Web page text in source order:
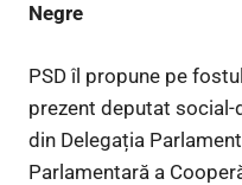
Negre
PSD îl propune pe
prezent deputat
din Delegația
Parlamentară a